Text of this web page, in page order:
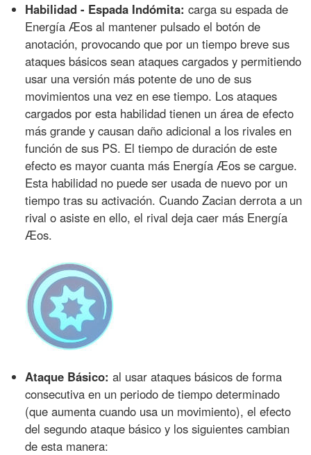
Habilidad - Espada Indómita: carga su espada de
Energía Æos al mantener pulsado el botón de
anotación, provocando que por un tiempo breve sus
ataques básicos sean ataques cargados y permitiendo
usar una versión más potente de uno de sus
movimientos una vez en ese tiempo. Los ataques
cargados por esta habilidad tienen un área de efecto
más grande y causan daño adicional a los rivales en
función de sus PS. El tiempo de duración de este
efecto es mayor cuanta más Energía Æos se cargue.
Esta habilidad no puede ser usada de nuevo por un
tiempo tras su activación. Cuando Zacian derrota a un
rival o asiste en ello, el rival deja caer más Energía
Æos.
Ataque Básico: al usar ataques básicos de forma
consecutiva en un periodo de tiempo determinado
(que aumenta cuando usa un movimiento), el efecto
del segundo ataque básico y los siguientes cambian
de esta manera: